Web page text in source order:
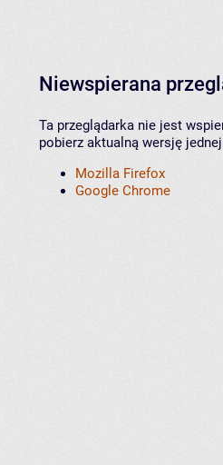
Niewspierana
Ta przeglądarka nie jest
pobierz aktualną wersję
Mozilla Firefox
Google Chrome